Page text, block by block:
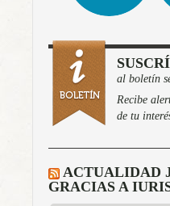
al boletín
Recibe
de tu
ACTUALIDAD
GRACIAS A